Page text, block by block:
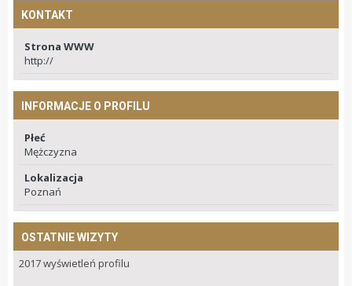
KONTAKT
Strona WWW
http://
INFORMACJE O PROFILU
Płeć
Mężczyzna
Lokalizacja
Poznań
OSTATNIE WIZYTY
2017 wyświetleń profilu